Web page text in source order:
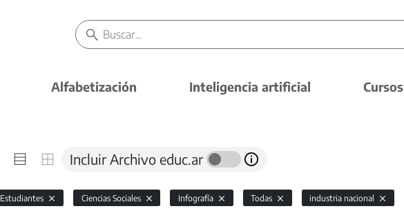
Alfabetización Inteligencia artificial Cursos
Incluir Archivo educ.ar
Estudiantes Ciencias Sociales Infografía Todas industria nacional